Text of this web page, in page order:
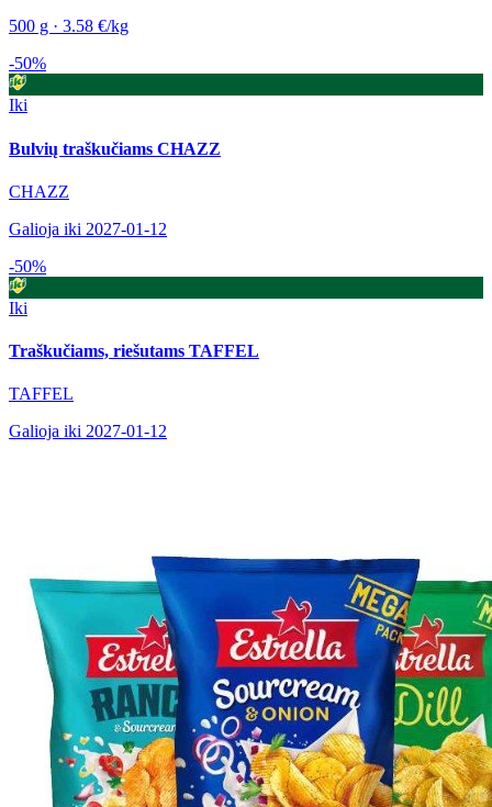
500 g · 3.58 €/kg
-50%
Iki
Bulvių traškučiams CHAZZ
CHAZZ
Galioja iki 2027-01-12
-50%
Iki
Traškučiams, riešutams TAFFEL
TAFFEL
Galioja iki 2027-01-12